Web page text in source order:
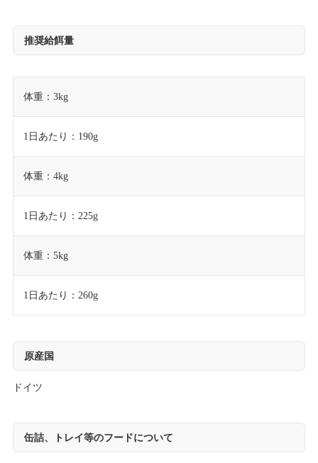
推奨給餌量
体重：3kg
1日あたり：190g
体重：4kg
1日あたり：225g
体重：5kg
1日あたり：260g
原産国
ドイツ
缶詰、トレイ等のフードについて